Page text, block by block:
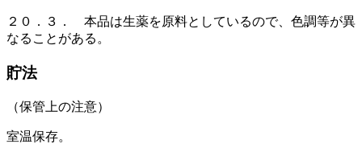
２０．３． 本品は生薬を原料としているので、色調等が異
なることがある。
貯法
（保管上の注意）
室温保存。